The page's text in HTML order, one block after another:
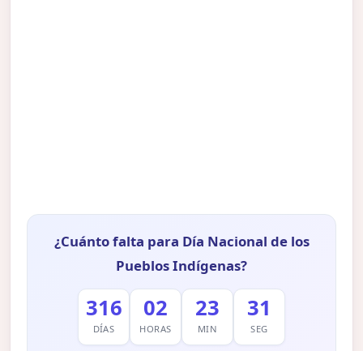
¿Cuánto falta para Día Nacional de los
Pueblos Indígenas?
316
DÍAS
02
HORAS
23
MIN
30
SEG